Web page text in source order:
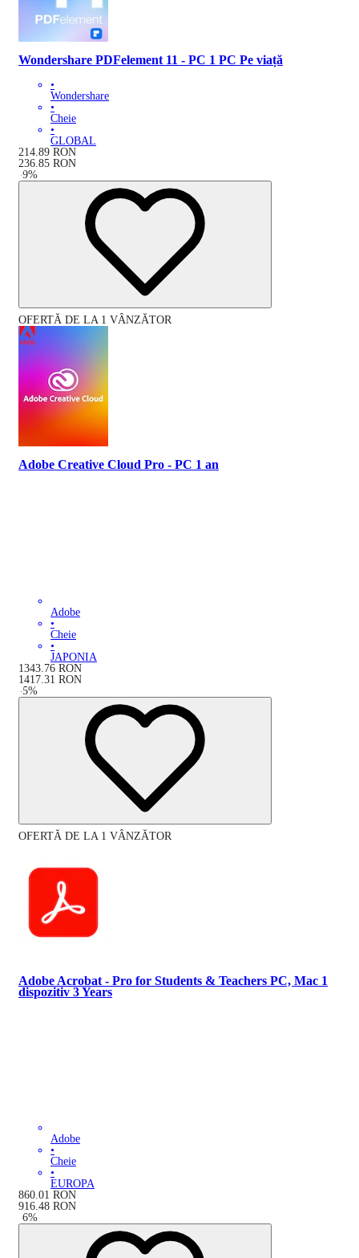
Wondershare PDFelement 11 - PC 1 PC Pe viață
•
Wondershare
•
Cheie
•
GLOBAL
214.89 RON
236.85 RON
-9%
OFERTĂ DE LA 1 VÂNZĂTOR
Adobe Creative Cloud Pro - PC 1 an
Adobe
•
Cheie
•
JAPONIA
1343.76 RON
1417.31 RON
-5%
OFERTĂ DE LA 1 VÂNZĂTOR
Adobe Acrobat - Pro for Students & Teachers PC, Mac 1
dispozitiv 3 Years
Adobe
•
Cheie
•
EUROPA
860.01 RON
916.48 RON
-6%